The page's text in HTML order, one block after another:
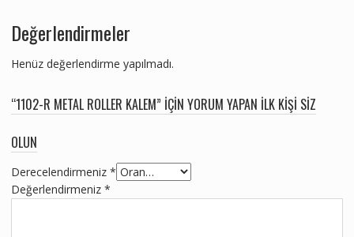
Değerlendirmeler
Henüz değerlendirme yapılmadı.
“1102-R METAL ROLLER KALEM” IÇIN YORUM YAPAN ILK KIŞI SIZ
OLUN
Derecelendirmeniz *
Değerlendirmeniz *